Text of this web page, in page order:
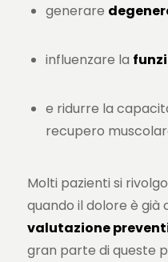
generare
influenzare la
e ridurre la
recupero
Molti pazienti si
quando il dolore è già
valutazione
gran parte di queste